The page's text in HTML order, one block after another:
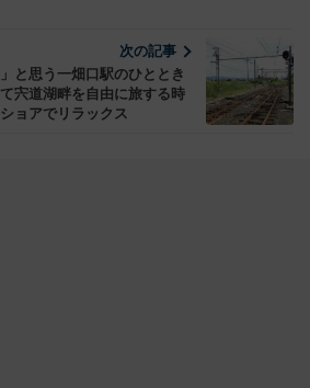
次の記事
と思う一畑口駅のひととき
宍道湖畔を自由に旅する時
ョアでリラックス